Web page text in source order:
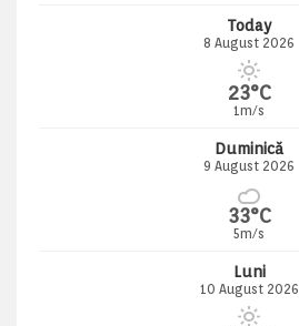
Today
8 August 2026
23°C
1m/s
Duminică
9 August 2026
33°C
5m/s
Luni
10 August 2026